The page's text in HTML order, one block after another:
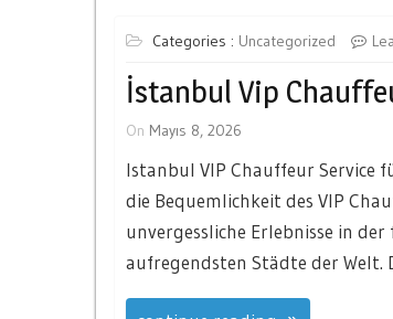
Categories : Uncategorized
İstanbul Vip
On Mayıs 8, 2026
Istanbul VIP Chauffeur Service
die Bequemlichkeit des VIP
unvergessliche Erlebnisse in
aufregendsten Städte der